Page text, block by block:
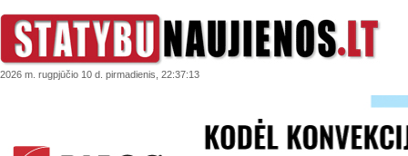
2026 m. rugpjūčio 10 d. pirmadienis, 22:37:13